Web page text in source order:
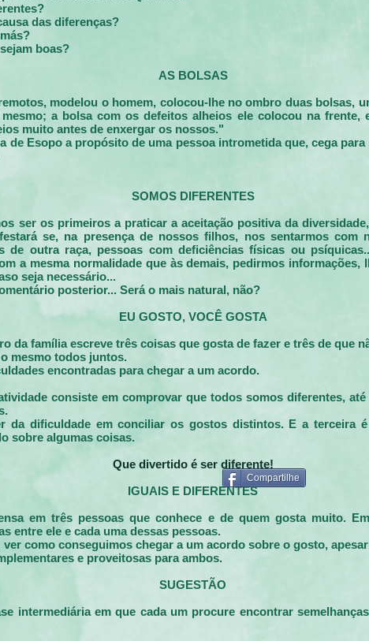
das diferenças?
boas?
AS BOLSAS
modelou o homem, colocou-lhe no ombro duas bolsas,
a bolsa com os defeitos alheios ele colocou na frente,
muito antes de enxergar os nossos."
de Esopo a propósito de uma pessoa intrometida que, cega
SOMOS DIFERENTES
ser os primeiros a praticar a aceitação positiva da
se, na presença de nossos filhos, nos sentarmos com
de outra raça, pessoas com deficiências físicas ou
a mesma normalidade que às demais, pedirmos
seja necessário...
posterior... Será o mais natural, não?
EU GOSTO, VOCÊ GOSTA
da família escreve três coisas que gosta de fazer e três de que
mesmo todos juntos.
encontradas para chegar a um acordo.
consiste em comprovar que todos somos diferentes,
da dificuldade em conciliar os gostos distintos. E a terceira
sobre algumas coisas.
Que divertido é ser diferente!
IGUAIS E DIFERENTES
em três pessoas que conhece e de quem gosta muito.
entre ele e cada uma dessas pessoas.
como conseguimos chegar a um acordo sobre o gosto,
e proveitosas para ambos.
SUGESTÃO
intermediária em que cada um procure encontrar
Compartilhe